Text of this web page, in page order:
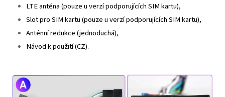
LTE anténa (pouze u verzí podporujících SIM kartu),
Slot pro SIM kartu (pouze u verzí podporujících SIM kartu),
Anténní redukce (jednoduchá),
Návod k použití (CZ).